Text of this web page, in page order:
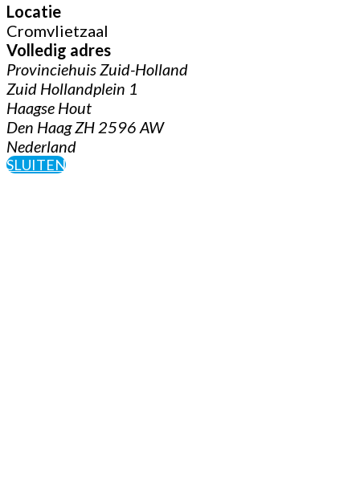
Locatie
Cromvlietzaal
Volledig adres
Provinciehuis Zuid-Holland
Zuid Hollandplein 1
Haagse Hout
Den Haag ZH 2596 AW
Nederland
SLUITEN